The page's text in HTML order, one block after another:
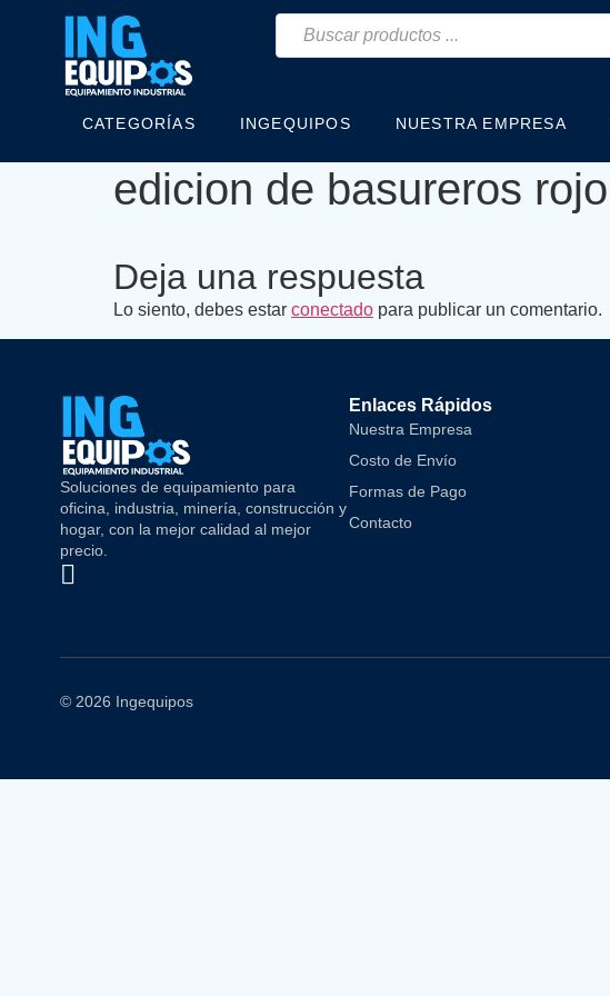
CATEGORÍAS INGEQUIPOS NUESTRA EMPRESA
edicion de basureros rojo
Deja una respuesta
Lo siento, debes estar conectado para publicar un comentario.
Soluciones de equipamiento para
oficina, industria, minería, construcción y
hogar, con la mejor calidad al mejor
precio.
Enlaces Rápidos
Nuestra Empresa
Costo de Envío
Formas de Pago
Contacto
© 2026 Ingequipos